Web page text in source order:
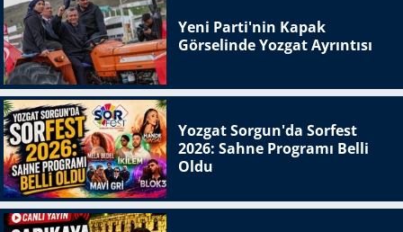
Yeni Parti'nin Kapak
Görselinde Yozgat Ayrıntısı
Yozgat Sorgun'da Sorfest
2026: Sahne Programı Belli
Oldu